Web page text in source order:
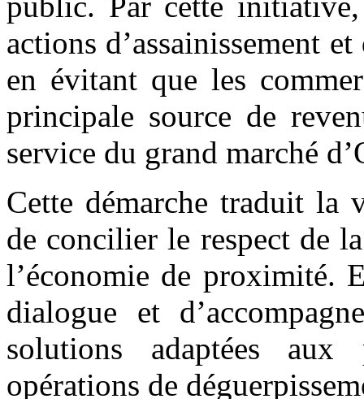
actions d’assainissement
en évitant que les
principale source de
service du grand marché
Cette démarche traduit la
de concilier le respect de
l’économie de proximité.
dialogue et
solutions adaptées aux
opérations de